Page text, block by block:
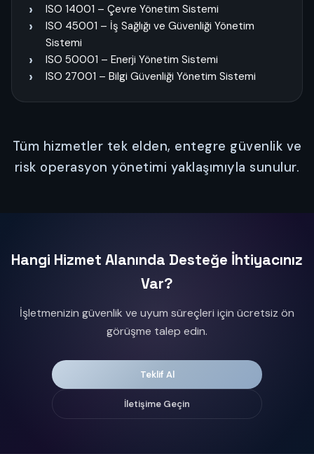
ISO 14001 – Çevre Yönetim Sistemi
ISO 45001 – İş Sağlığı ve Güvenliği Yönetim
Sistemi
ISO 50001 – Enerji Yönetim Sistemi
ISO 27001 – Bilgi Güvenliği Yönetim Sistemi
Tüm hizmetler tek elden, entegre güvenlik ve
risk operasyon yönetimi yaklaşımıyla sunulur.
Hangi Hizmet Alanında Desteğe İhtiyacınız
Var?
İşletmenizin güvenlik ve uyum süreçleri için ücretsiz ön
görüşme talep edin.
Teklif Al
İletişime Geçin